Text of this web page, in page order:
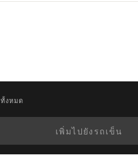
ทั้งหมด
เพิ่มไปยังรถเข็น